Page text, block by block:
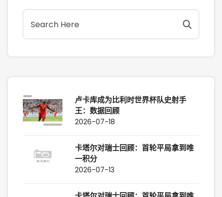
卢卡库成为比利时世界杯队史射手
王：数据回顾
2026-07-18
卡塔尔对瑞士回顾：首轮平局拿到唯
一积分
2026-07-13